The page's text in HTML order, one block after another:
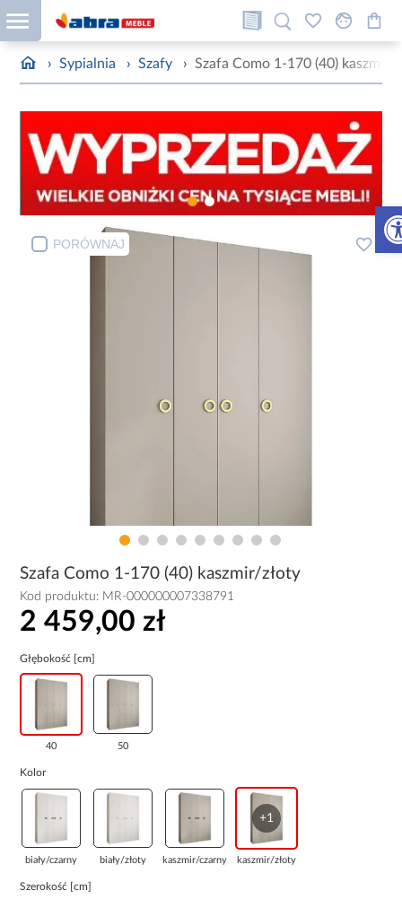
› Sypialnia › Szafy › Szafa Como 1-170 (40) kaszmir/
PORÓWNAJ
Szafa Como 1-170 (40) kaszmir/złoty
Kod produktu: MR-000000007338791
2 459,00 zł
Głębokość [cm]
40 50
Kolor
biały/czarny biały/złoty kaszmir/czarny
+1
kaszmir/złoty
Szerokość [cm]